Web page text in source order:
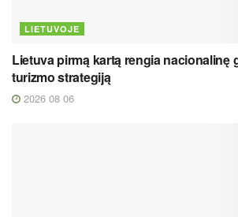
LIETUVOJE
Lietuva pirmą kartą rengia nacionalinę
turizmo strategiją
2026 08 06